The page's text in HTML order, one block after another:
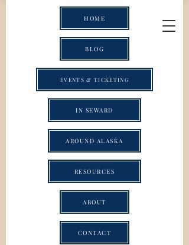
HOME
BLOG
IN SEWARD
AROUND ALASKA
RESOURCES
ABOUT
CONTACT
EVENTS & TICKETING